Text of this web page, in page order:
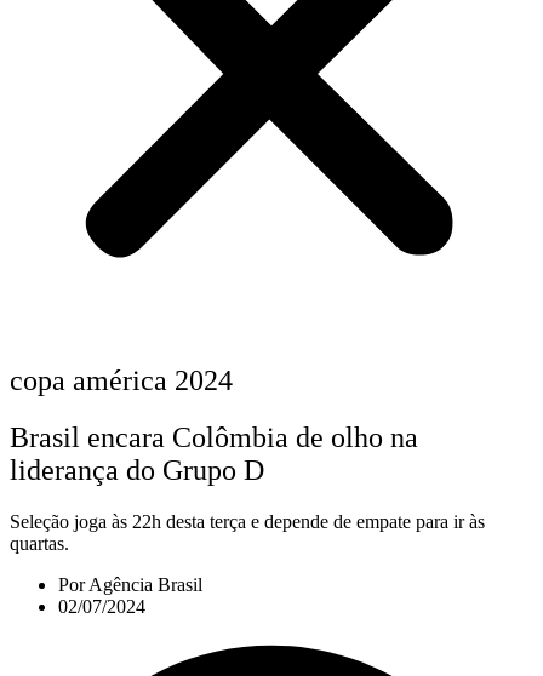
copa américa 2024
Brasil encara Colômbia de olho na
liderança do Grupo D
Seleção joga às 22h desta terça e depende de empate para ir às
quartas.
PorAgência Brasil
02/07/2024